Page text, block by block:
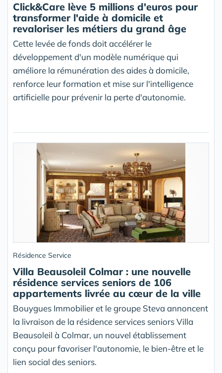
Click&Care lève 5 millions d'euros pour
transformer l'aide à domicile et
revaloriser les métiers du grand âge
Cette levée de fonds doit accélérer le
développement d'un modèle numérique qui
améliore la rémunération des aides à domicile,
renforce leur formation et mise sur l'intelligence
artificielle pour prévenir la perte d'autonomie.
Résidence Service
Villa Beausoleil Colmar : une nouvelle
résidence services seniors de 106
appartements livrée au cœur de la ville
Bouygues Immobilier et le groupe Steva annoncent
la livraison de la résidence services seniors Villa
Beausoleil à Colmar, un nouvel établissement
conçu pour favoriser l'autonomie, le bien-être et le
lien social des seniors.